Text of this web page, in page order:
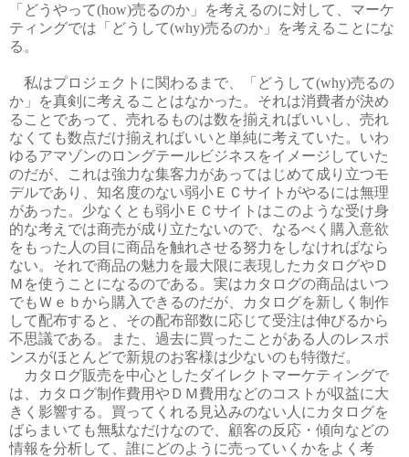
「どうやって(how)売るのか」を考えるのに対して、マーケ
ティングでは「どうして(why)売るのか」を考えることにな
る。
私はプロジェクトに関わるまで、「どうして(why)売るの
か」を真剣に考えることはなかった。それは消費者が決め
ることであって、売れるものは数を揃えればいいし、売れ
なくても数点だけ揃えればいいと単純に考えていた。いわ
ゆるアマゾンのロングテールビジネスをイメージしていた
のだが、これは強力な集客力があってはじめて成り立つモ
デルであり、知名度のない弱小ＥＣサイトがやるには無理
があった。少なくとも弱小ＥＣサイトはこのような受け身
的な考えでは商売が成り立たないので、なるべく購入意欲
をもった人の目に商品を触れさせる努力をしなければなら
ない。それで商品の魅力を最大限に表現したカタログやＤ
Ｍを使うことになるのである。実はカタログの商品はいつ
でもＷｅｂから購入できるのだが、カタログを新しく制作
して配布すると、その配布部数に応じて受注は伸びるから
不思議である。また、過去に買ったことがある人のレスポ
ンスがほとんどで新規のお客様は少ないのも特徴だ。
カタログ販売を中心としたダイレクトマーケティングで
は、カタログ制作費用やＤＭ費用などのコストが収益に大
きく影響する。買ってくれる見込みのない人にカタログを
ばらまいても無駄なだけなので、顧客の反応・傾向などの
情報を分析して、誰にどのように売っていくかをよく考